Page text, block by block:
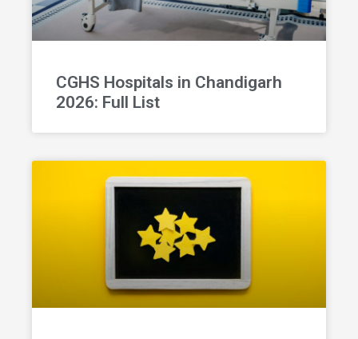
CGHS Hospitals in Chandigarh
2026: Full List